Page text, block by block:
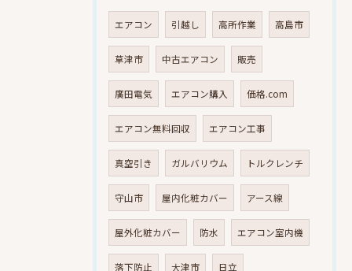
エアコン 引越し 高所作業 高島市
草津市 中古エアコン 販売
廣田電気 エアコン購入 価格.com
エアコン無料回収 エアコン工事
真空引き ガルバリウム トルクレンチ
守山市 屋内化粧カバー アース線
屋外化粧カバー 防水 エアコン室内機
落下防止 大津市 日立